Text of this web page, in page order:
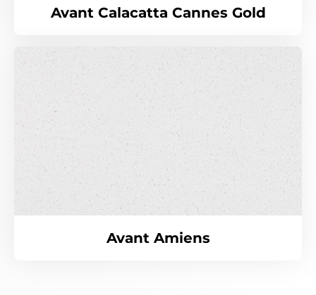
Avant Calacatta Cannes Gold
Avant Amiens